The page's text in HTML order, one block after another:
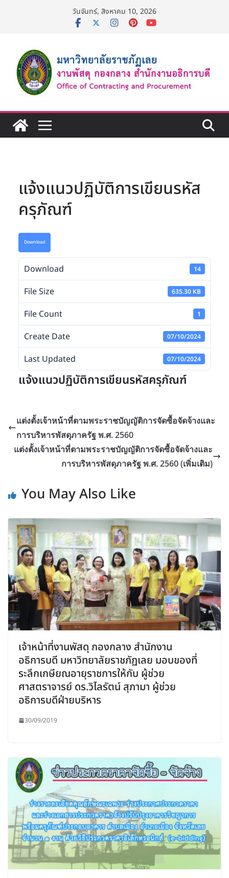
วันจันทร์, สิงหาคม 10, 2026
แจ้งแนวปฏิบัติการเขียนรหัส
ครุภัณฑ์
Download
Download 14
File Size 635.30 KB
File Count 1
Create Date 07/10/2024
Last Updated 07/10/2024
แจ้งแนวปฏิบัติการเขียนรหัสครุภัณฑ์
แต่งตั้งเจ้าหน้าที่ตามพระราชบัญญัติการจัดซื้อจัดจ้างและ
การบริหารพัสดุภาครัฐ พ.ศ. 2560
แต่งตั้งเจ้าหน้าที่ตามพระราชบัญญัติการจัดซื้อจัดจ้างและ
การบริหารพัสดุภาครัฐ พ.ศ. 2560 (เพิ่มเติม)
You May Also Like
เจ้าหน้าที่งานพัสดุ กองกลาง สำนักงาน
อธิการบดี มหาวิทยาลัยราชภัฏเลย มอบของที่
ระลึกเกษียณอายุราชการให้กับ ผู้ช่วย
ศาสตราจารย์ ดร.วิไลรัตน์ สุภามา ผู้ช่วย
อธิการบดีฝ่ายบริหาร
30/09/2019